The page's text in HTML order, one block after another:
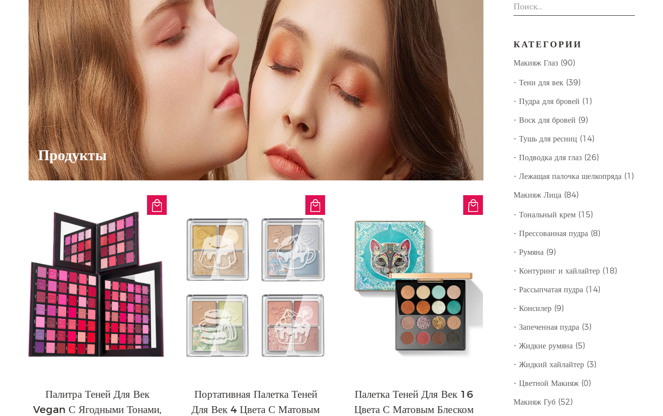
Продукты
Палитра Теней Для Век
Vegan С Ягодными Тонами,
Портативная Палетка Теней
Для Век 4 Цвета С Матовым
Палетка Теней Для Век 16
Цвета С Матовым Блеском
КАТЕГОРИИ
Макияж Глаз (90)
- Тени для век (39)
- Пудра для бровей (1)
- Воск для бровей (9)
- Тушь для ресниц (14)
- Подводка для глаз (26)
- Лежащая палочка шелкопряда (1)
Макияж Лица (84)
- Тональный крем (15)
- Прессованная пудра (8)
- Румяна (9)
- Контуринг и хайлайтер (18)
- Рассыпчатая пудра (14)
- Консилер (9)
- Запеченная пудра (3)
- Жидкие румяна (5)
- Жидкий хайлайтер (3)
- Цветной Макияж (0)
Макияж Губ (52)